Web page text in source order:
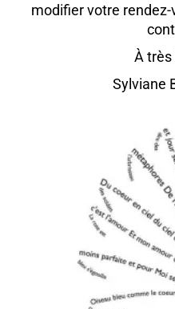
modifier votre rendez-
À
Sylviane